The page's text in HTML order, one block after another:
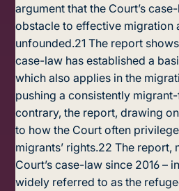
argument that the Court’s
obstacle to effective migration
unfounded.21 The report
case-law has established a
which also applies in the
pushing a consistently
contrary, the report, drawing
to how the Court often
migrants’ rights.22 The report,
Court’s case-law since 2016 –
widely referred to as the